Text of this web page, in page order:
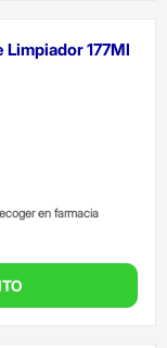
177Ml
en farmacia